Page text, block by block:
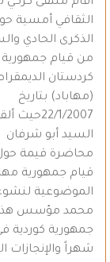
أقام ملتقى كركي
الثقافي أمسية
الذكرى الحادي
من قيام جمهورية
كردستان
(مهاباد) بتاريخ
22/1/2007حيث
السيد أبو شرفان
محاضرة قيمة
قيام جمهورية
الموضوعية
محمد مؤسس هذه
جمهورية كوردية
شهراً والإنجازات